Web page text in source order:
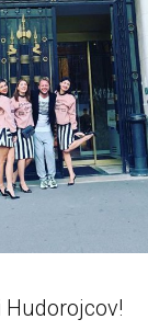
Hudorojcov!